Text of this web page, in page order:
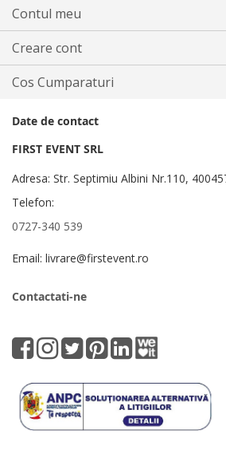
Contul meu
Creare cont
Cos Cumparaturi
Date de contact
FIRST EVENT SRL
Adresa: Str. Septimiu Albini Nr.110,
Telefon:
0727-340 539
Email: livrare@firstevent.ro
Contactati-ne